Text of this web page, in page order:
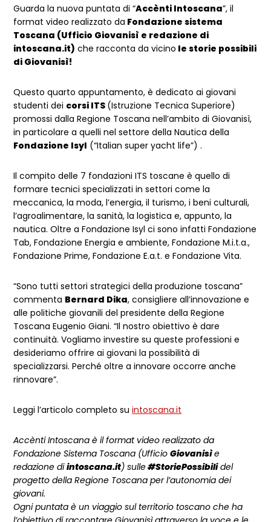
Guarda la nuova puntata di “Accènti Intoscana”, il
format video realizzato da Fondazione sistema
Toscana (Ufficio Giovanisì e redazione di
intoscana.it) che racconta da vicino le storie possibili
di Giovanisì!
Questo quarto appuntamento, è dedicato ai giovani
studenti dei corsi ITS (Istruzione Tecnica Superiore)
promossi dalla Regione Toscana nell’ambito di Giovanisì,
in particolare a quelli nel settore della Nautica della
Fondazione Isyl (“Italian super yacht life”) .
Il compito delle 7 fondazioni ITS toscane è quello di
formare tecnici specializzati in settori come la
meccanica, la moda, l’energia, il turismo, i beni culturali,
l’agroalimentare, la sanità, la logistica e, appunto, la
nautica. Oltre a Fondazione Isyl ci sono infatti Fondazione
Tab, Fondazione Energia e ambiente, Fondazione M.i.t.a.,
Fondazione Prime, Fondazione E.a.t. e Fondazione Vita.
“Sono tutti settori strategici della produzione toscana”
commenta Bernard Dika, consigliere all’innovazione e
alle politiche giovanili del presidente della Regione
Toscana Eugenio Giani. “Il nostro obiettivo è dare
continuità. Vogliamo investire su queste professioni e
desideriamo offrire ai giovani la possibilità di
specializzarsi. Perché oltre a innovare occorre anche
rinnovare”.
Leggi l’articolo completo suintoscana.it
Accènti Intoscana è il format video realizzato da
Fondazione Sistema Toscana (UfficioGiovanisìe
redazione diintoscana.it) sulle#StoriePossibilidel
progetto della Regione Toscana per l’autonomia dei
giovani.
Ogni puntata è un viaggio sul territorio toscano che ha